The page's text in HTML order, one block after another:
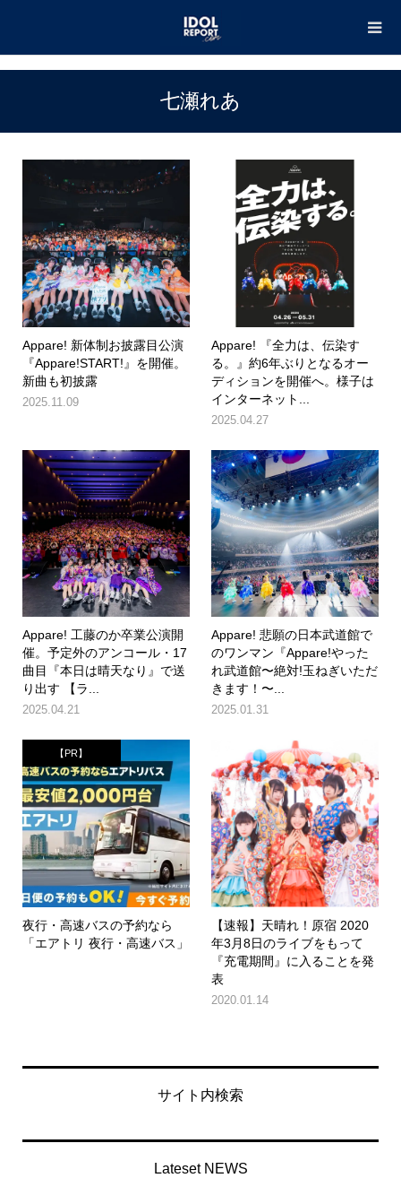
七瀬れあ
Appare! 新体制お披露目公演
『Appare!START!』を開催。
新曲も初披露
2025.11.09
Appare! 『全力は、伝染す
る。』約6年ぶりとなるオー
ディションを開催へ。様子は
インターネット...
2025.04.27
Appare! 工藤のか卒業公演開
催。予定外のアンコール・17
曲目『本日は晴天なり』で送
り出す 【ラ...
2025.04.21
Appare! 悲願の日本武道館で
のワンマン『Appare!やった
れ武道館〜絶対!玉ねぎいただ
きます！〜...
2025.01.31
【PR】
夜行・高速バスの予約なら
「エアトリ 夜行・高速バス」
【速報】天晴れ！原宿 2020
年3月8日のライブをもって
『充電期間』に入ることを発
表
2020.01.14
サイト内検索
Lateset NEWS